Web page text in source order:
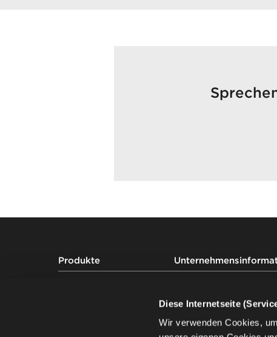
Diese Internetseite
Wir verwenden Cookies,
Produkte
Wissen